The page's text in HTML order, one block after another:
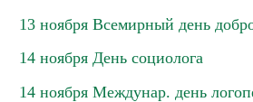
13 ноября Всемирный день
14 ноября День социолога
14 ноября Междунар. день